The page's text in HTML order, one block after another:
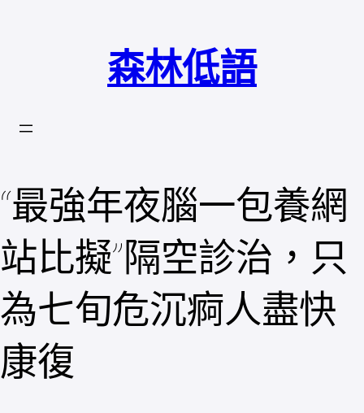
森林低語
“最強年夜腦一包養網
站比擬”隔空診治，只
為七旬危沉痾人盡快
康復